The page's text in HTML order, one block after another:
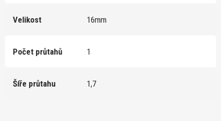
Velikost 16mm
Počet průtahů 1
Šíře průtahu 1,7